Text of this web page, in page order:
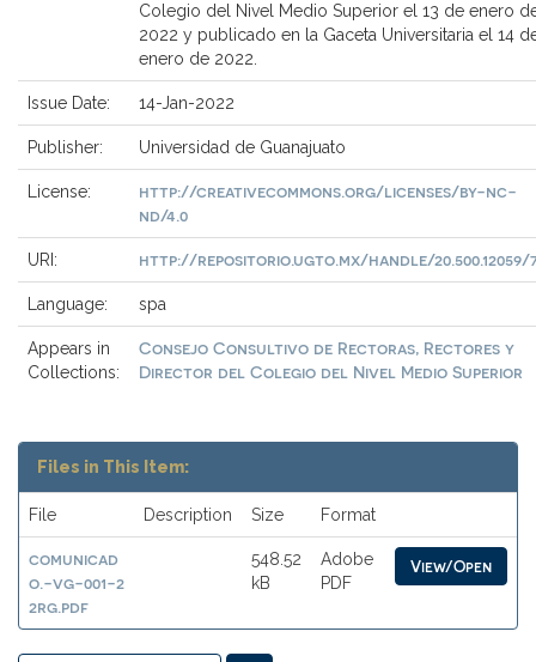
Colegio del Nivel Medio Superior el 13 de enero
2022 y publicado en la Gaceta Universitaria el 14
enero de 2022.
Issue Date: 14-Jan-2022
Publisher: Universidad de Guanajuato
License:
http://creativecommons.org/licenses/by-nc-
nd/4.0
URI: http://repositorio.ugto.mx/handle/20.500.12059/
Language: spa
Appears in
Collections:
Consejo Consultivo de Rectoras, Rectores y
Director del Colegio del Nivel Medio Superior
Files in This Item:
File Description Size Format
comunicad
o.-vg-001-2
2rg.pdf
548.52
kB
Adobe
PDF
View/Open